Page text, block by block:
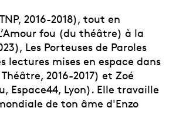
2016-2018), tout en
fou (du théâtre) à la
Les Porteuses de Paroles
lectures mises en espace dans
2016-2017) et Zoé
Espace44, Lyon). Elle travaille
de ton âme d'Enzo